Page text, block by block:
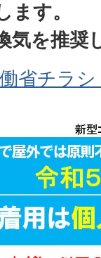
ます。
気を推奨
省チラ